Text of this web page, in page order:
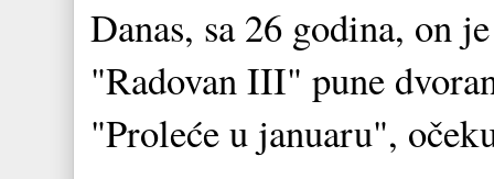
Danas, sa 26 godina, on
"Radovan III" pune
"Proleće u januaru",